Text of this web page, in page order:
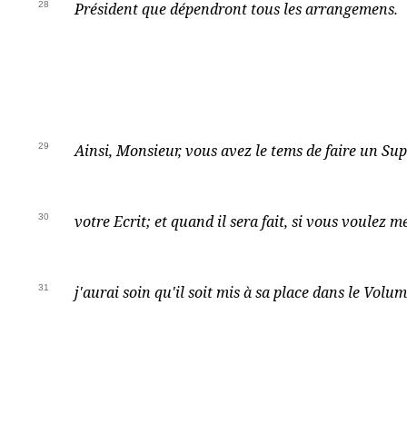
28 Président que dépendront tous les arrangemens.
29 Ainsi, Monsieur, vous avez le tems de faire un
30 votre Ecrit; et quand il sera fait, si vous voulez
31 j'aurai soin qu'il soit mis à sa place dans le